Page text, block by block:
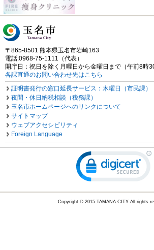
〒865-8501 熊本県玉名市岩崎163
電話:0968-75-1111（代表）
開庁日：祝日を除く月曜日から金曜日まで（午前8時
各課直通のお問い合わせ先はこちら
証明書発行の窓口延長サービス：木曜日（市民課）
夜間・休日納税相談（税務課）
玉名市ホームページへのリンクについて
サイトマップ
ウェブアクセシビリティ
Foreign Language
Copyright © 2015 TAMANA CITY All rights